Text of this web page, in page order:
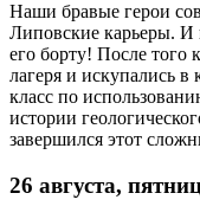
Наши бравые герои
Липовские карьеры. И
его борту! После того
лагеря и искупались в
класс по
истории
завершился этот
26 августа,